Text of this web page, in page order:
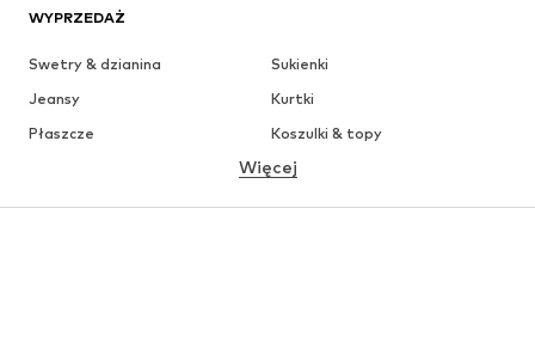
WYPRZEDAŻ
Swetry & dzianina
Sukienki
Jeansy
Kurtki
Płaszcze
Koszulki & topy
Bielizna
Więcej